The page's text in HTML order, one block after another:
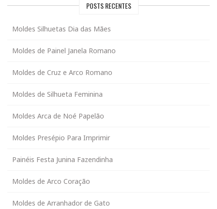
POSTS RECENTES
Moldes Silhuetas Dia das Mães
Moldes de Painel Janela Romano
Moldes de Cruz e Arco Romano
Moldes de Silhueta Feminina
Moldes Arca de Noé Papelão
Moldes Presépio Para Imprimir
Painéis Festa Junina Fazendinha
Moldes de Arco Coração
Moldes de Arranhador de Gato